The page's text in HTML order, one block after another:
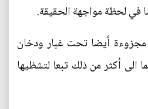
في لحظة مواجهة الحقيقة.
مجزوءة أيضا تحت غبار ودخان
الى أكثر من ذلك تبعا لتشظيها